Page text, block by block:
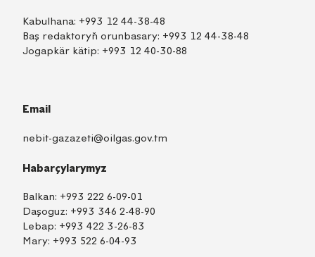
Kabulhana: +993 12 44-38-48
Baş redaktoryň orunbasary: +993 12 44-38-48
Jogapkär kätip: +993 12 40-30-88
Email
nebit-gazazeti@oilgas.gov.tm
Habarçylarymyz
Balkan: +993 222 6-09-01
Daşoguz: +993 346 2-48-90
Lebap: +993 422 3-26-83
Mary: +993 522 6-04-93